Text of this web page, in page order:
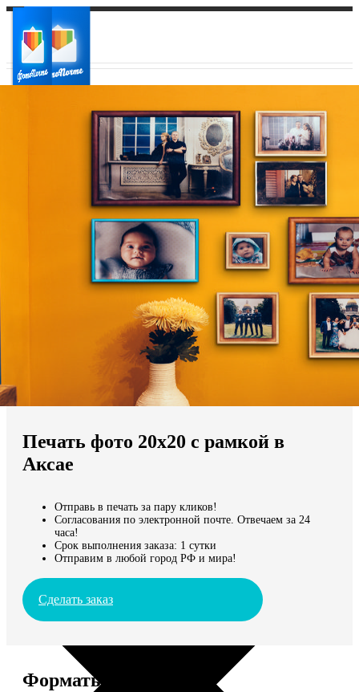
Ваш регион доставки
Выберите из списка:
Мы доставляем по всему миру
Продолжить без города
Печать фото 20х20 с рамкой в
Аксае
Отправь в печать за пару кликов!
Согласования по электронной почте. Отвечаем за 24
часа!
Срок выполнения заказа: 1 сутки
Отправим в любой город РФ и мира!
Сделать заказ
Форматы и цены